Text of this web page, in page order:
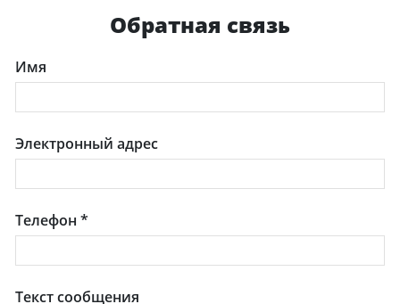
Обратная связь
Имя
Электронный адрес
Телефон*
Текст сообщения